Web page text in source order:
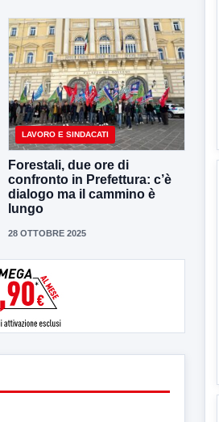
LAVORO E SINDACATI
Forestali, due ore di
confronto in Prefettura: c’è
dialogo ma il cammino è
lungo
28 OTTOBRE 2025